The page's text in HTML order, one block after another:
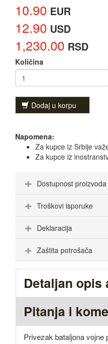
10.90 EUR
12.90 USD
1,230.00 RSD
Količina
Dodaj u korpu
Napomena:
Za kupce iz Srbije
Za kupce iz
Dostupnost proizvoda
Troškovi isporuke
Deklaracija
Zaštita potrošača
Detaljan opis
Pitanja i
Privezak bataljona vojne